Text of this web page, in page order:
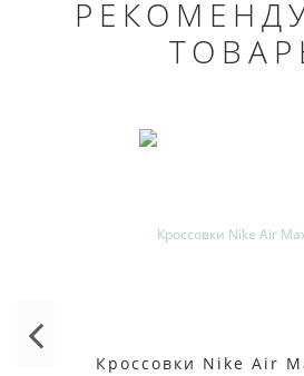
Кроссовки Nike Air